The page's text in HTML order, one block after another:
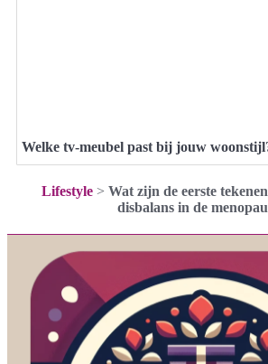
Welke tv-meubel past bij jouw
Lifestyle> Wat zijn de eerste
disbalans in de